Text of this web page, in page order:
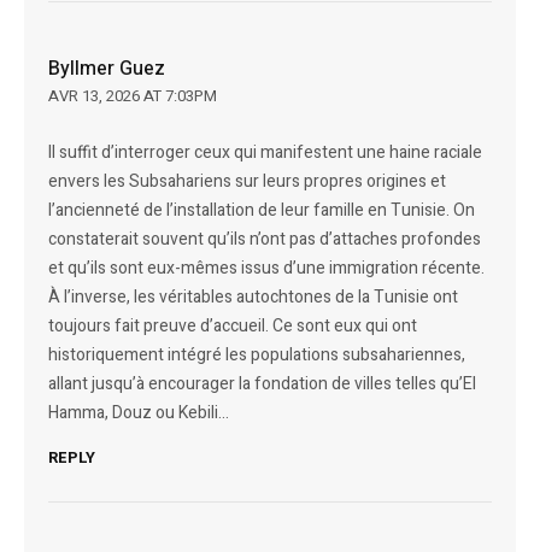
Byllmer Guez
AVR 13, 2026 AT 7:03PM
Il suffit d’interroger ceux qui manifestent une haine raciale
envers les Subsahariens sur leurs propres origines et
l’ancienneté de l’installation de leur famille en Tunisie. On
constaterait souvent qu’ils n’ont pas d’attaches profondes
et qu’ils sont eux-mêmes issus d’une immigration récente.
​À l’inverse, les véritables autochtones de la Tunisie ont
toujours fait preuve d’accueil. Ce sont eux qui ont
historiquement intégré les populations subsahariennes,
allant jusqu’à encourager la fondation de villes telles qu’El
Hamma, Douz ou Kebili…
REPLY